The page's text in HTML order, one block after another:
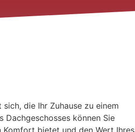
die Ihr Zuhause zu einem
können Sie